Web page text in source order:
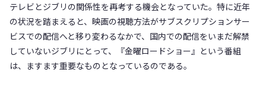
テレビとジブリの関係性を再考する機会となっていた。特に近年
の状況を踏まえると、映画の視聴方法がサブスクリプションサー
ビスでの配信へと移り変わるなかで、国内での配信をいまだ解禁
していないジブリにとって、『金曜ロードショー』という番組
は、ますます重要なものとなっているのである。